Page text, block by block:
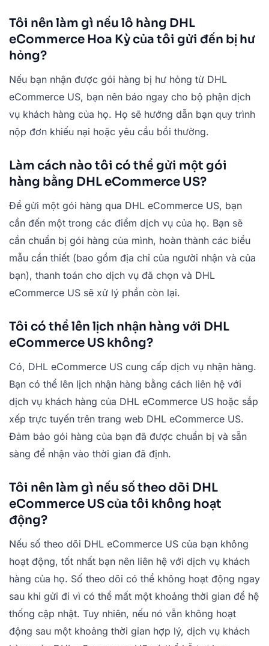
Tôi nên làm gì nếu lô hàng DHL
eCommerce Hoa Kỳ của tôi gửi đến bị hư
hỏng?
Nếu bạn nhận được gói hàng bị hư hỏng từ DHL
eCommerce US, bạn nên báo ngay cho bộ phận dịch
vụ khách hàng của họ. Họ sẽ hướng dẫn bạn quy trình
nộp đơn khiếu nại hoặc yêu cầu bồi thường.
Làm cách nào tôi có thể gửi một gói
hàng bằng DHL eCommerce US?
Để gửi một gói hàng qua DHL eCommerce US, bạn
cần đến một trong các điểm dịch vụ của họ. Bạn sẽ
cần chuẩn bị gói hàng của mình, hoàn thành các biểu
mẫu cần thiết (bao gồm địa chỉ của người nhận và của
bạn), thanh toán cho dịch vụ đã chọn và DHL
eCommerce US sẽ xử lý phần còn lại.
Tôi có thể lên lịch nhận hàng với DHL
eCommerce US không?
Có, DHL eCommerce US cung cấp dịch vụ nhận hàng.
Bạn có thể lên lịch nhận hàng bằng cách liên hệ với
dịch vụ khách hàng của DHL eCommerce US hoặc sắp
xếp trực tuyến trên trang web DHL eCommerce US.
Đảm bảo gói hàng của bạn đã được chuẩn bị và sẵn
sàng để nhận vào thời gian đã định.
Tôi nên làm gì nếu số theo dõi DHL
eCommerce US của tôi không hoạt
động?
Nếu số theo dõi DHL eCommerce US của bạn không
hoạt động, tốt nhất bạn nên liên hệ với dịch vụ khách
hàng của họ. Số theo dõi có thể không hoạt động ngay
sau khi gửi đi vì có thể mất một khoảng thời gian để hệ
thống cập nhật. Tuy nhiên, nếu nó vẫn không hoạt
động sau một khoảng thời gian hợp lý, dịch vụ khách